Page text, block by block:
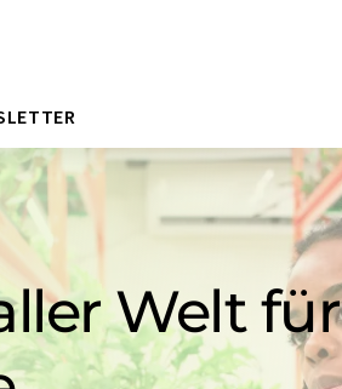
Welt für